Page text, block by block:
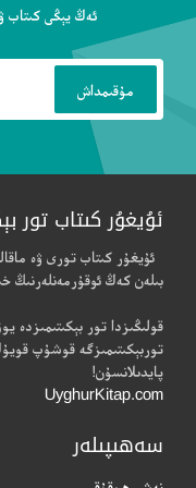
ئەڭ يېڭى كىتاب
ئۇيغۇر كىتاب تور
بىلەن كەڭ ئوقۇرمەنلەرنىڭ
قولىڭىزدا تور بېكىتىمىزدە
توربېكىتىمىزگە قوشۇپ
پايدىلانسۇن!
UyghurKitap.com
سەھىپىلەر